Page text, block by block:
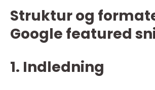
Struktur og
Google featured
1. Indledning